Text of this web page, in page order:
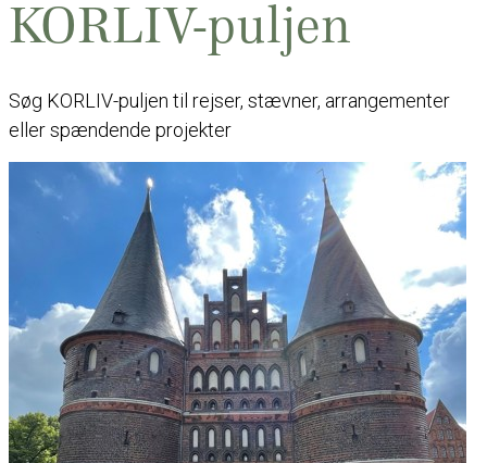
KORLIV-puljen
Søg KORLIV-puljen til rejser, stævner, arrangementer
eller spændende projekter